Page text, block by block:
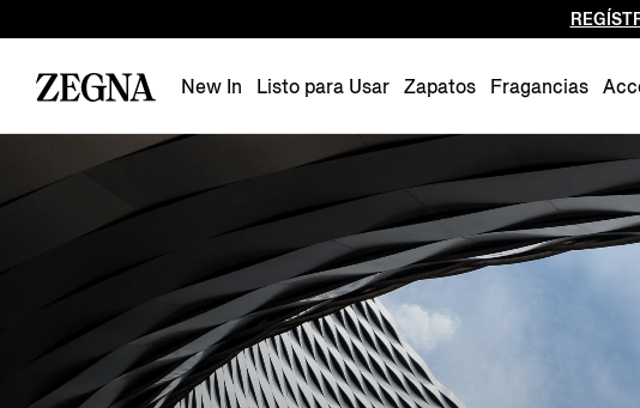
New In Listo para Usar Zapatos Fragancias